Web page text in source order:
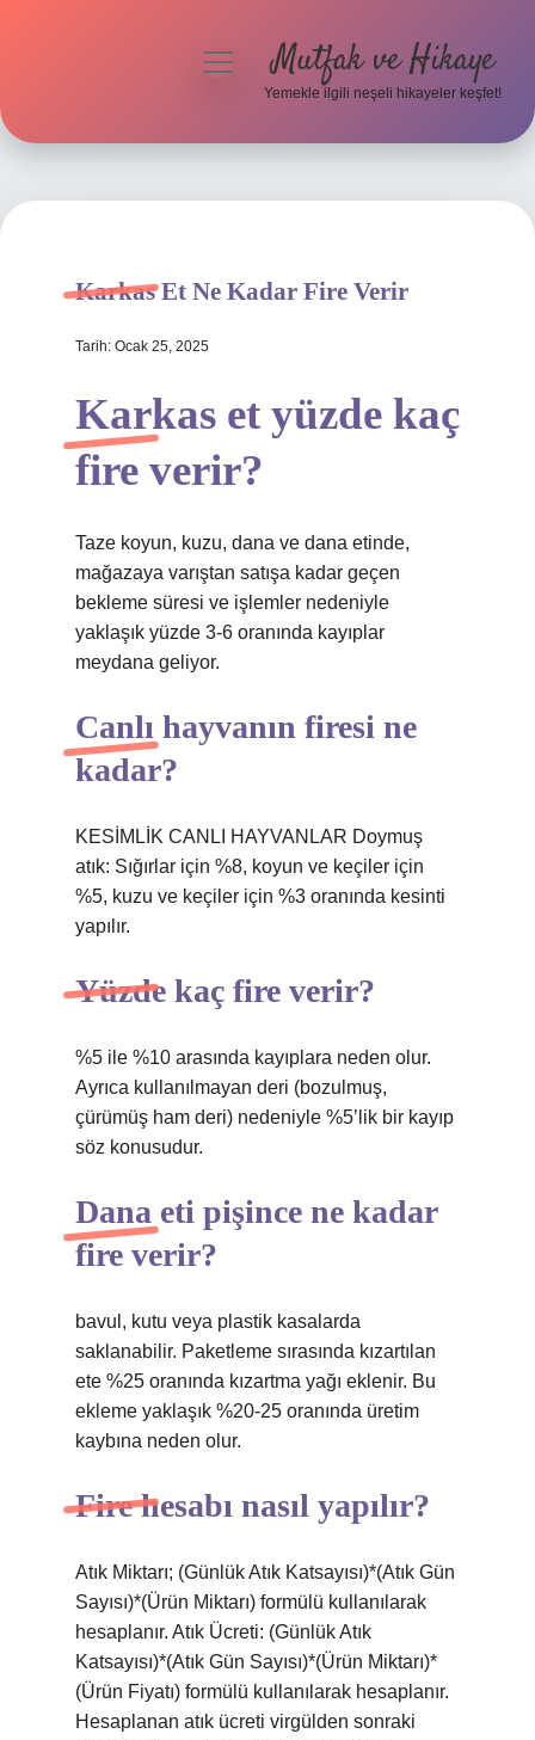
Hakkımızda
menüyüMutfak ve Hikaye
Yemekle ilgili neşeli hikayeler keşfet!
Karkas Et Ne Kadar Fire Verir
Tarih: Ocak 25, 2025
Karkas et yüzde kaç
fire verir?
Taze koyun, kuzu, dana ve dana etinde,
mağazaya varıştan satışa kadar geçen
bekleme süresi ve işlemler nedeniyle
yaklaşık yüzde 3-6 oranında kayıplar
meydana geliyor.
Canlı hayvanın firesi ne
kadar?
KESİMLİK CANLI HAYVANLAR Doymuş
atık: Sığırlar için %8, koyun ve keçiler için
%5, kuzu ve keçiler için %3 oranında kesinti
yapılır.
Yüzde kaç fire verir?
%5 ile %10 arasında kayıplara neden olur.
Ayrıca kullanılmayan deri (bozulmuş,
çürümüş ham deri) nedeniyle %5’lik bir kayıp
söz konusudur.
Dana eti pişince ne kadar
fire verir?
bavul, kutu veya plastik kasalarda
saklanabilir. Paketleme sırasında kızartılan
ete %25 oranında kızartma yağı eklenir. Bu
ekleme yaklaşık %20-25 oranında üretim
kaybına neden olur.
Fire hesabı nasıl yapılır?
Atık Miktarı; (Günlük Atık Katsayısı)*(Atık Gün
Sayısı)*(Ürün Miktarı) formülü kullanılarak
hesaplanır. Atık Ücreti: (Günlük Atık
Katsayısı)*(Atık Gün Sayısı)*(Ürün Miktarı)*
(Ürün Fiyatı) formülü kullanılarak hesaplanır.
Hesaplanan atık ücreti virgülden sonraki